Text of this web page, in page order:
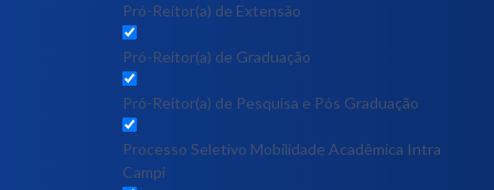
Pró-Reitor(a) de Extensão
Pró-Reitor(a) de Graduação
Pró-Reitor(a) de Pesquisa e Pós Graduação
Processo Seletivo Mobilidade Acadêmica Intra
Campi